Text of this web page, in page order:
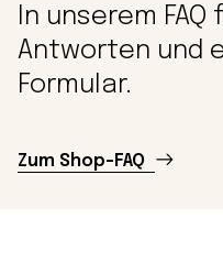
In unserem
Antworten und
Formular.
Zum Shop-FAQ